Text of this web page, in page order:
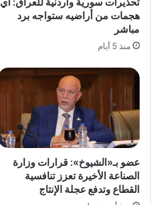
هجمات من أراضيه ستواجه برد
مباشر
منذ 5 أيام
عضو بـ«الشيوخ»: قرارات وزارة
الصناعة الأخيرة تعزز تنافسية
القطاع وتدفع عجلة الإنتاج